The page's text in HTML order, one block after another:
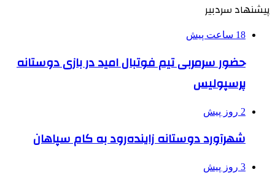
پیشنهاد سردبیر
18 ساعت پیش
حضور سرمربی تیم فوتبال امید در بازی دوستانه
پرسپولیس
2 روز پیش
شهرآورد دوستانه زاینده‌رود به کام سپاهان
3 روز پیش